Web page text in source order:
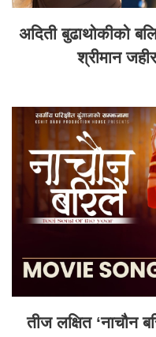
अदिती बुढाथोकीको
श्रीमान
तीज लक्षित ‘नाचौन